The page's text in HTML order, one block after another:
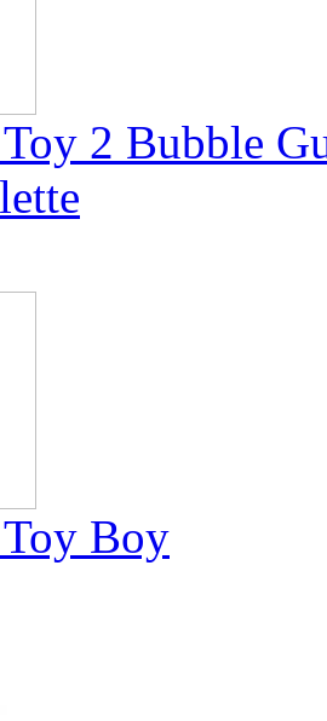
Toy 2 Bubble
Toy Boy